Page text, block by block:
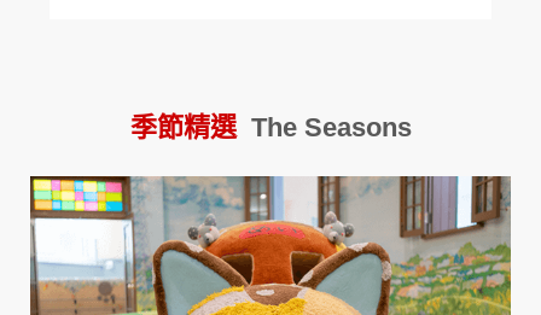
季節精選 The Seasons